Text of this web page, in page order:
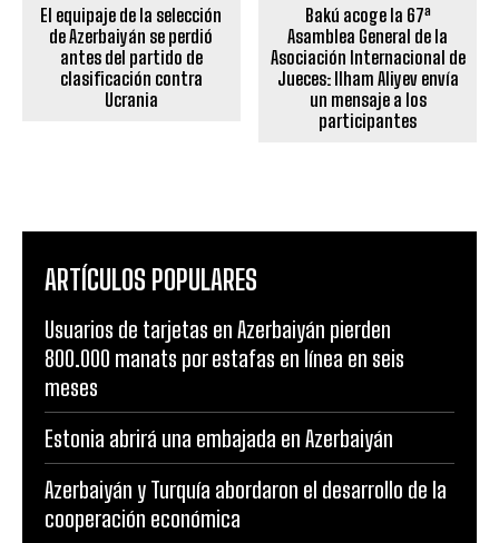
El equipaje de la selección
de Azerbaiyán se perdió
antes del partido de
clasificación contra
Ucrania
Bakú acoge la 67ª
Asamblea General de la
Asociación Internacional de
Jueces: Ilham Aliyev envía
un mensaje a los
participantes
ARTÍCULOS POPULARES
Usuarios de tarjetas en Azerbaiyán pierden
800.000 manats por estafas en línea en seis
meses
Estonia abrirá una embajada en Azerbaiyán
Azerbaiyán y Turquía abordaron el desarrollo de la
cooperación económica